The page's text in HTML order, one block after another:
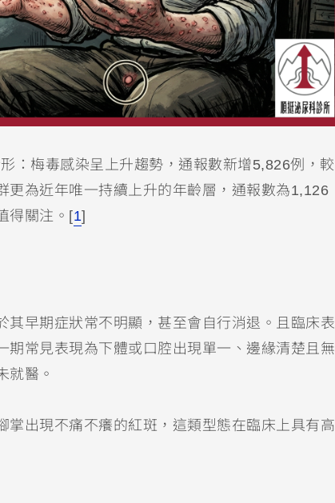
：梅毒感染呈上升趨勢，通報數新增5,826例，較
為近年唯一持續上升的年齡層，通報數為1,126
得關注。[1]
早期症狀常不明顯，甚至會自行消退。且臨床表
常見表現為下體或口腔出現單一、邊緣清楚且無
就醫。
出現不痛不癢的紅斑，這類型態在臨床上具有高